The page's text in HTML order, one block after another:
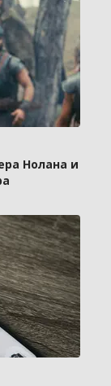
Нолана и